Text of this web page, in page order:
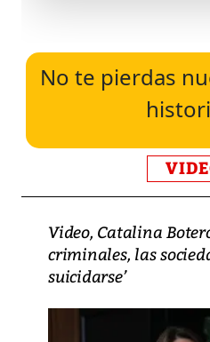
No te pierdas
Video, Catalina
criminales, las
suicidarse’